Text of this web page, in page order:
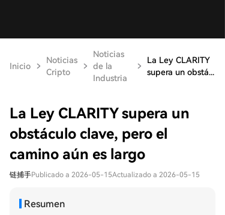
Inicio
Noticias
Cripto
Noticias
de la
Industria
La Ley CLARITY
supera un obstá...
La Ley CLARITY supera un
obstáculo clave, pero el
camino aún es largo
链捕手Publicado a 2026-05-15Actualizado a 2026-05-15
Resumen